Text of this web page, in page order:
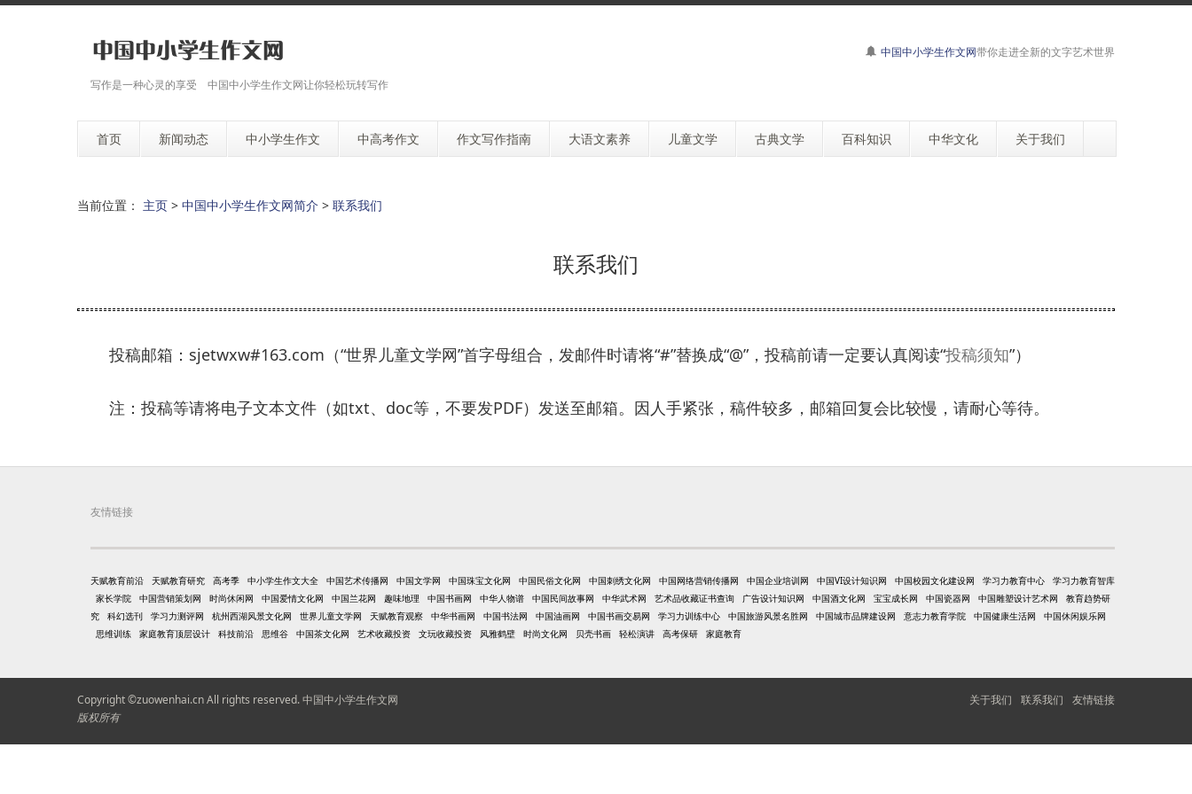
写作是一种心灵的享受 中国中小学生作文网让你轻松玩转写作
中国中小学生作文网带你走进全新的文字艺术世界
首页 新闻动态 中小学生作文 中高考作文 作文写作指南 大语文素养 儿童文学 古典文学 百科知识 中华文化 关于我们
当前位置： 主页 > 中国中小学生作文网简介 > 联系我们
联系我们
投稿邮箱：sjetwxw#163.com（“世界儿童文学网”首字母组合，发邮件时请将“#”替换成“@”，投稿前请一定要认真阅读“投稿须知”）
注：投稿等请将电子文本文件（如txt、doc等，不要发PDF）发送至邮箱。因人手紧张，稿件较多，邮箱回复会比较慢，请耐心等待。
友情链接
天赋教育前沿 天赋教育研究 高考季 中小学生作文大全 中国艺术传播网 中国文学网 中国珠宝文化网 中国民俗文化网 中国刺绣文化网 中国网络营销传播网 中国企业培训网 中国VI设计知识网 中国校园文化建设网 学习力教育中心
学习力教育智库
家长学院
中国营销策划网 时尚休闲网 中国爱情文化网 中国兰花网 趣味地理 中国书画网 中华人物谱 中国民间故事网 中华武术网 艺术品收藏证书查询 广告设计知识网 中国酒文化网 宝宝成长网 中国瓷器网 中国雕塑设计艺术网
教育趋势研
究
科幻选刊 学习力测评网 杭州西湖风景文化网 世界儿童文学网 天赋教育观察 中华书画网 中国书法网 中国油画网 中国书画交易网 学习力训练中心 中国旅游风景名胜网 中国城市品牌建设网 意志力教育学院 中国健康生活网
中国休闲娱乐网
思维训练
家庭教育顶层设计 科技前沿 思维谷 中国茶文化网 艺术收藏投资 文玩收藏投资 风雅鹤壁 时尚文化网 贝壳书画 轻松演讲 高考保研 家庭教育
Copyright ©zuowenhai.cn All rights reserved.中国中小学生作文网
版权所有
关于我们 联系我们 友情链接